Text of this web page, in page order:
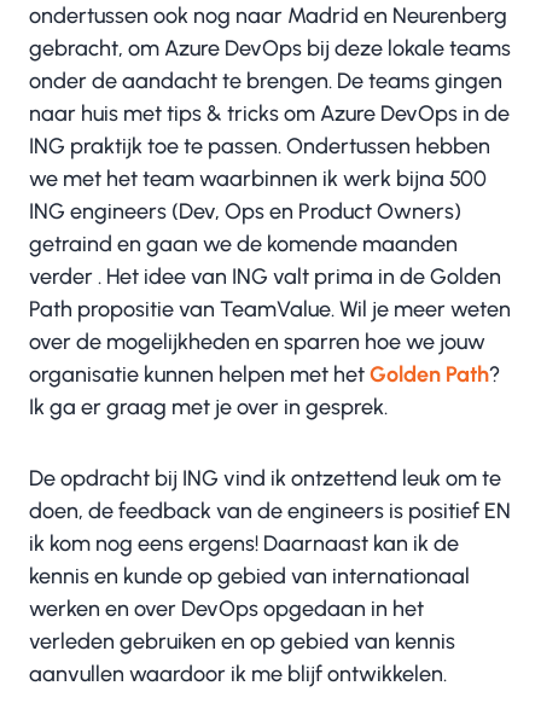
ondertussen ook nog naar Madrid en Neurenberg
gebracht, om Azure DevOps bij deze lokale teams
onder de aandacht te brengen. De teams gingen
naar huis met tips & tricks om Azure DevOps in de
ING praktijk toe te passen. Ondertussen hebben
we met het team waarbinnen ik werk bijna 500
ING engineers (Dev, Ops en Product Owners)
getraind en gaan we de komende maanden
verder . Het idee van ING valt prima in de Golden
Path propositie van TeamValue. Wil je meer weten
over de mogelijkheden en sparren hoe we jouw
organisatie kunnen helpen met hetGolden Path?
Ik ga er graag met je over in gesprek.
De opdracht bij ING vind ik ontzettend leuk om te
doen, de feedback van de engineers is positief EN
ik kom nog eens ergens! Daarnaast kan ik de
kennis en kunde op gebied van internationaal
werken en over DevOps opgedaan in het
verleden gebruiken en op gebied van kennis
aanvullen waardoor ik me blijf ontwikkelen.